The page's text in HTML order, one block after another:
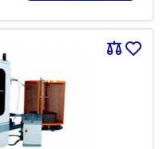
Порівняти
В